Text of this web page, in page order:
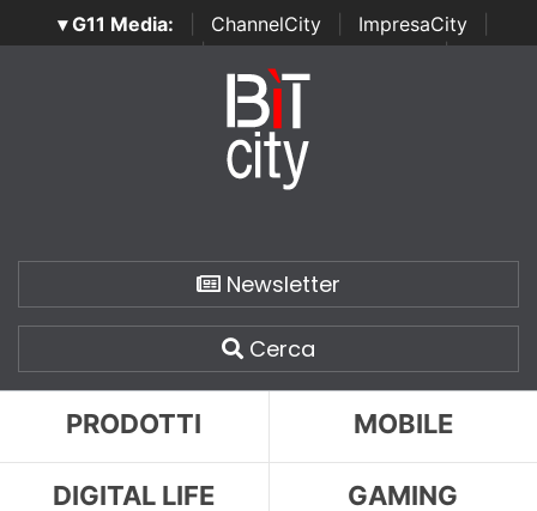
▾ G11 Media: ChannelCity ImpresaCity
SecurityOpenLab | Italian Channel Awards | Italian
Italian Security Awards
Newsletter
Cerca
PRODOTTI MOBILE
DIGITAL LIFE GAMING